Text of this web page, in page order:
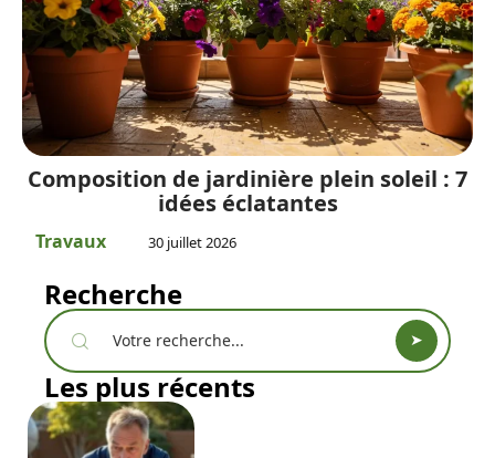
Composition de jardinière plein soleil : 7
idées éclatantes
Travaux 30 juillet 2026
Recherche
Les plus récents